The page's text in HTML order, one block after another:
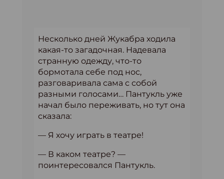
Несколько дней Жукабра ходила
какая-то загадочная. Надевала
странную одежду, что-то
бормотала себе под нос,
разговаривала сама с собой
разными голосами… Пантукль уже
начал было переживать, но тут она
сказала:
— Я хочу играть в театре!
— В каком театре? —
поинтересовался Пантукль.